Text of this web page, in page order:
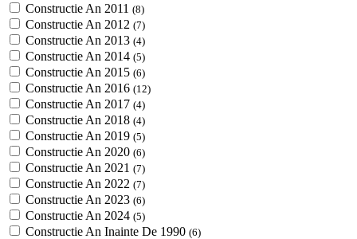
Constructie An 2011 (8)
Constructie An 2012 (7)
Constructie An 2013 (4)
Constructie An 2014 (5)
Constructie An 2015 (6)
Constructie An 2016 (12)
Constructie An 2017 (4)
Constructie An 2018 (4)
Constructie An 2019 (5)
Constructie An 2020 (6)
Constructie An 2021 (7)
Constructie An 2022 (7)
Constructie An 2023 (6)
Constructie An 2024 (5)
Constructie An Inainte De 1990 (6)